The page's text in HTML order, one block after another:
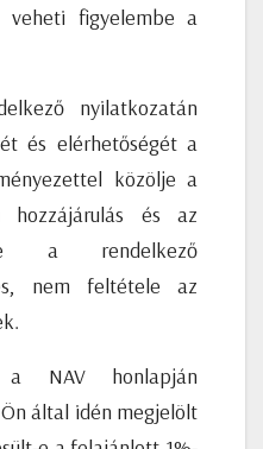
veheti figyelembe a
nyilatkozatán
és elérhetőségét a
közölje a
hozzájárulás és az
a rendelkező
nem feltétele az
NAV honlapján
által idén megjelölt